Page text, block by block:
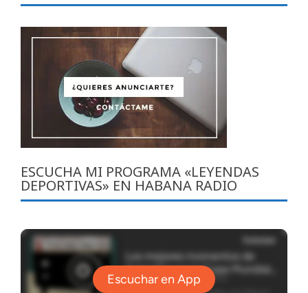
ESCUCHA MI PROGRAMA «LEYENDAS
DEPORTIVAS» EN HABANA RADIO